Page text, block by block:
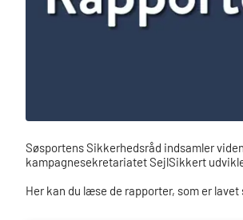
Søsportens Sikkerhedsråd indsamler
kampagnesekretariatet SejlSikkert
Her kan du læse de rapporter, som er